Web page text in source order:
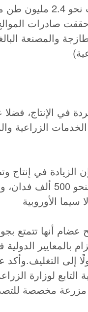
في الإنتاج،
الزراعية
الزيادة في إنتاج
عدة عوامل، أبرزها ارتفاع
عضام أنها تتمتع
بالمعايير
إلى التغليف.وأكد
التابع لوزارة